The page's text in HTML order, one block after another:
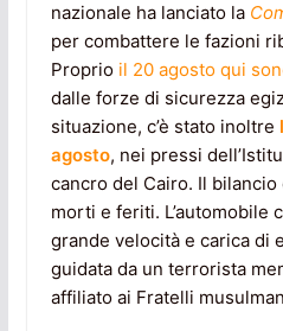
nazionale ha lanciato la
per combattere le fazioni
Proprio il 20 agosto qui
dalle forze di sicurezza
situazione, c’è stato inoltre
agosto, nei pressi
cancro del Cairo. Il
morti e feriti. L’automobile
grande velocità e carica di
guidata da un terrorista
affiliato ai Fratelli